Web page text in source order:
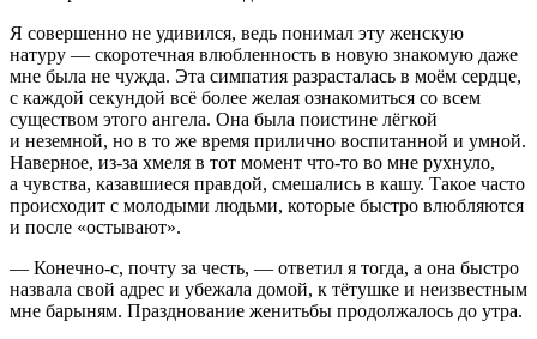
Я совершенно не удивился, ведь понимал эту женскую
натуру — скоротечная влюбленность в новую знакомую даже
мне была не чужда. Эта симпатия разрасталась в моём сердце,
с каждой секундой всё более желая ознакомиться со всем
существом этого ангела. Она была поистине лёгкой
и неземной, но в то же время прилично воспитанной и умной.
Наверное, из-за хмеля в тот момент что-то во мне рухнуло,
а чувства, казавшиеся правдой, смешались в кашу. Такое часто
происходит с молодыми людьми, которые быстро влюбляются
и после «остывают».
— Конечно-с, почту за честь, — ответил я тогда, а она быстро
назвала свой адрес и убежала домой, к тётушке и неизвестным
мне барыням. Празднование женитьбы продолжалось до утра.